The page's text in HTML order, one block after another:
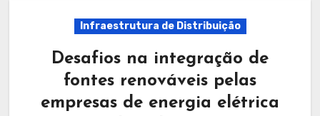
Infraestrutura de Distribuição
Desafios na integração de
fontes renováveis pelas
empresas de energia elétrica